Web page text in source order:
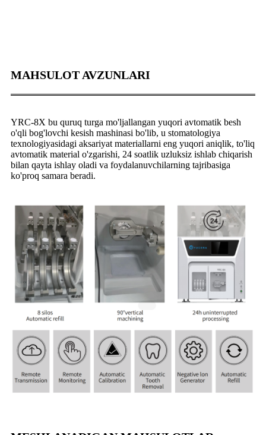
MAHSULOT AVZUNLARI
YRC-8X bu quruq turga mo'ljallangan yuqori avtomatik besh
o'qli bog'lovchi kesish mashinasi bo'lib, u stomatologiya
texnologiyasidagi aksariyat materiallarni eng yuqori aniqlik, to'liq
avtomatik material o'zgarishi, 24 soatlik uzluksiz ishlab chiqarish
bilan qayta ishlay oladi va foydalanuvchilarning tajribasiga
ko'proq samara beradi.